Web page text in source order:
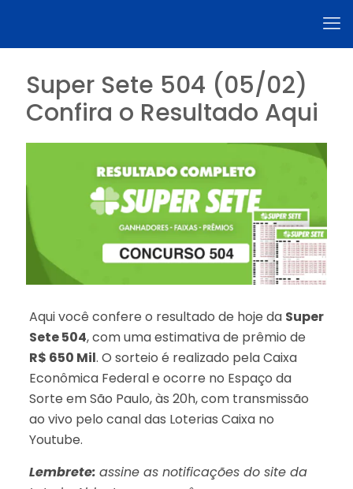
Super Sete 504 (05/02)
Confira o Resultado Aqui
Aqui você confere o resultado de hoje da Super
Sete 504, com uma estimativa de prêmio de
R$ 650 Mil. O sorteio é realizado pela Caixa
Econômica Federal e ocorre no Espaço da
Sorte em São Paulo, às 20h, com transmissão
ao vivo pelo canal das Loterias Caixa no
Youtube.
Lembrete: assine as notificações do site da